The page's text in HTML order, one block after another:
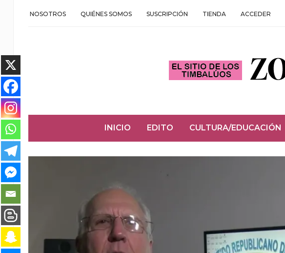
NOSOTROS QUIÉNES SOMOS SUSCRIPCIÓN TIENDA ACCEDER
INICIO EDITO CULTURA/EDUCACIÓN